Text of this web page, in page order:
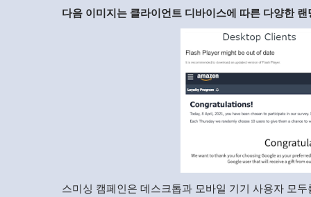
다음 이미지는 클라이언트 디바이스에 따른 다양한
스미싱 캠페인은 데스크톱과 모바일 기기 사용자 모